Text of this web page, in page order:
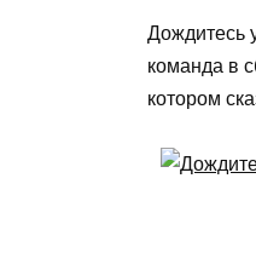
Дождитесь
команда в
котором